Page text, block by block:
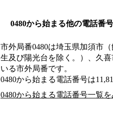
0480から始まる他の電話番号
市外局番0480は埼玉県加須市
生及び陽光台を除く。）、久
いる市外局番です。
0480から始まる電話番号は
0480から始まる電話番号一覧を